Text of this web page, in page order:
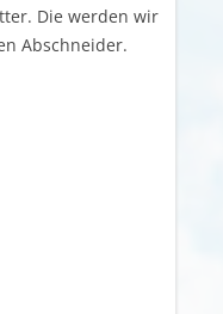
Die werden wir
Abschneider.